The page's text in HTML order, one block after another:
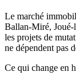
Le marché
Ballan-Miré, Joué-
les projets de
ne dépendent pas
Ce qui change en